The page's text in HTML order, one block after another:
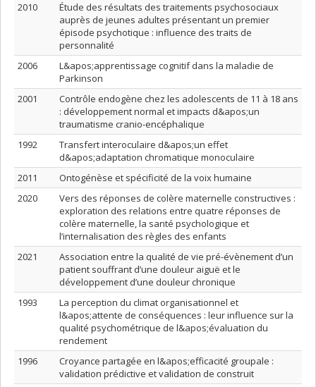
2010
Étude des résultats des traitements psychosociaux
auprès de jeunes adultes présentant un premier
épisode psychotique : influence des traits de
personnalité
2006
L&apos;apprentissage cognitif dans la maladie de
Parkinson
2001
Contrôle endogène chez les adolescents de 11 à 18 ans
: développement normal et impacts d&apos;un
traumatisme cranio-encéphalique
1992
Transfert interoculaire d&apos;un effet
d&apos;adaptation chromatique monoculaire
2011
Ontogénèse et spécificité de la voix humaine
2020
Vers des réponses de colère maternelle constructives :
exploration des relations entre quatre réponses de
colère maternelle, la santé psychologique et
l’internalisation des règles des enfants
2021
Association entre la qualité de vie pré-évènement d’un
patient souffrant d’une douleur aiguë et le
développement d’une douleur chronique
1993
La perception du climat organisationnel et
l&apos;attente de conséquences : leur influence sur la
qualité psychométrique de l&apos;évaluation du
rendement
1996
Croyance partagée en l&apos;efficacité groupale :
validation prédictive et validation de construit